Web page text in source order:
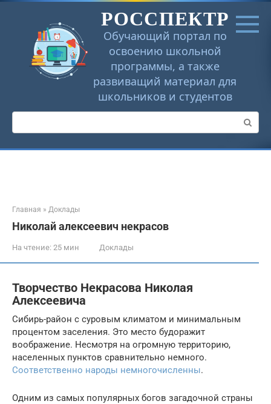
Перейти
РОССПЕКТР
Обучающий портал по
освоению школьной
программы, а также
развиващий материал для
школьников и студентов
Поиск:
Главная » Доклады
Николай алексеевич некрасов
На чтение: 25 мин Доклады
Творчество Некрасова Николая
Алексеевича
Сибирь-район с суровым климатом и минимальным
процентом заселения. Это место будоражит
воображение. Несмотря на огромную территорию,
населенных пунктов сравнительно немного.
Соответственно народы немногочисленны.
Одним из самых популярных богов загадочной страны